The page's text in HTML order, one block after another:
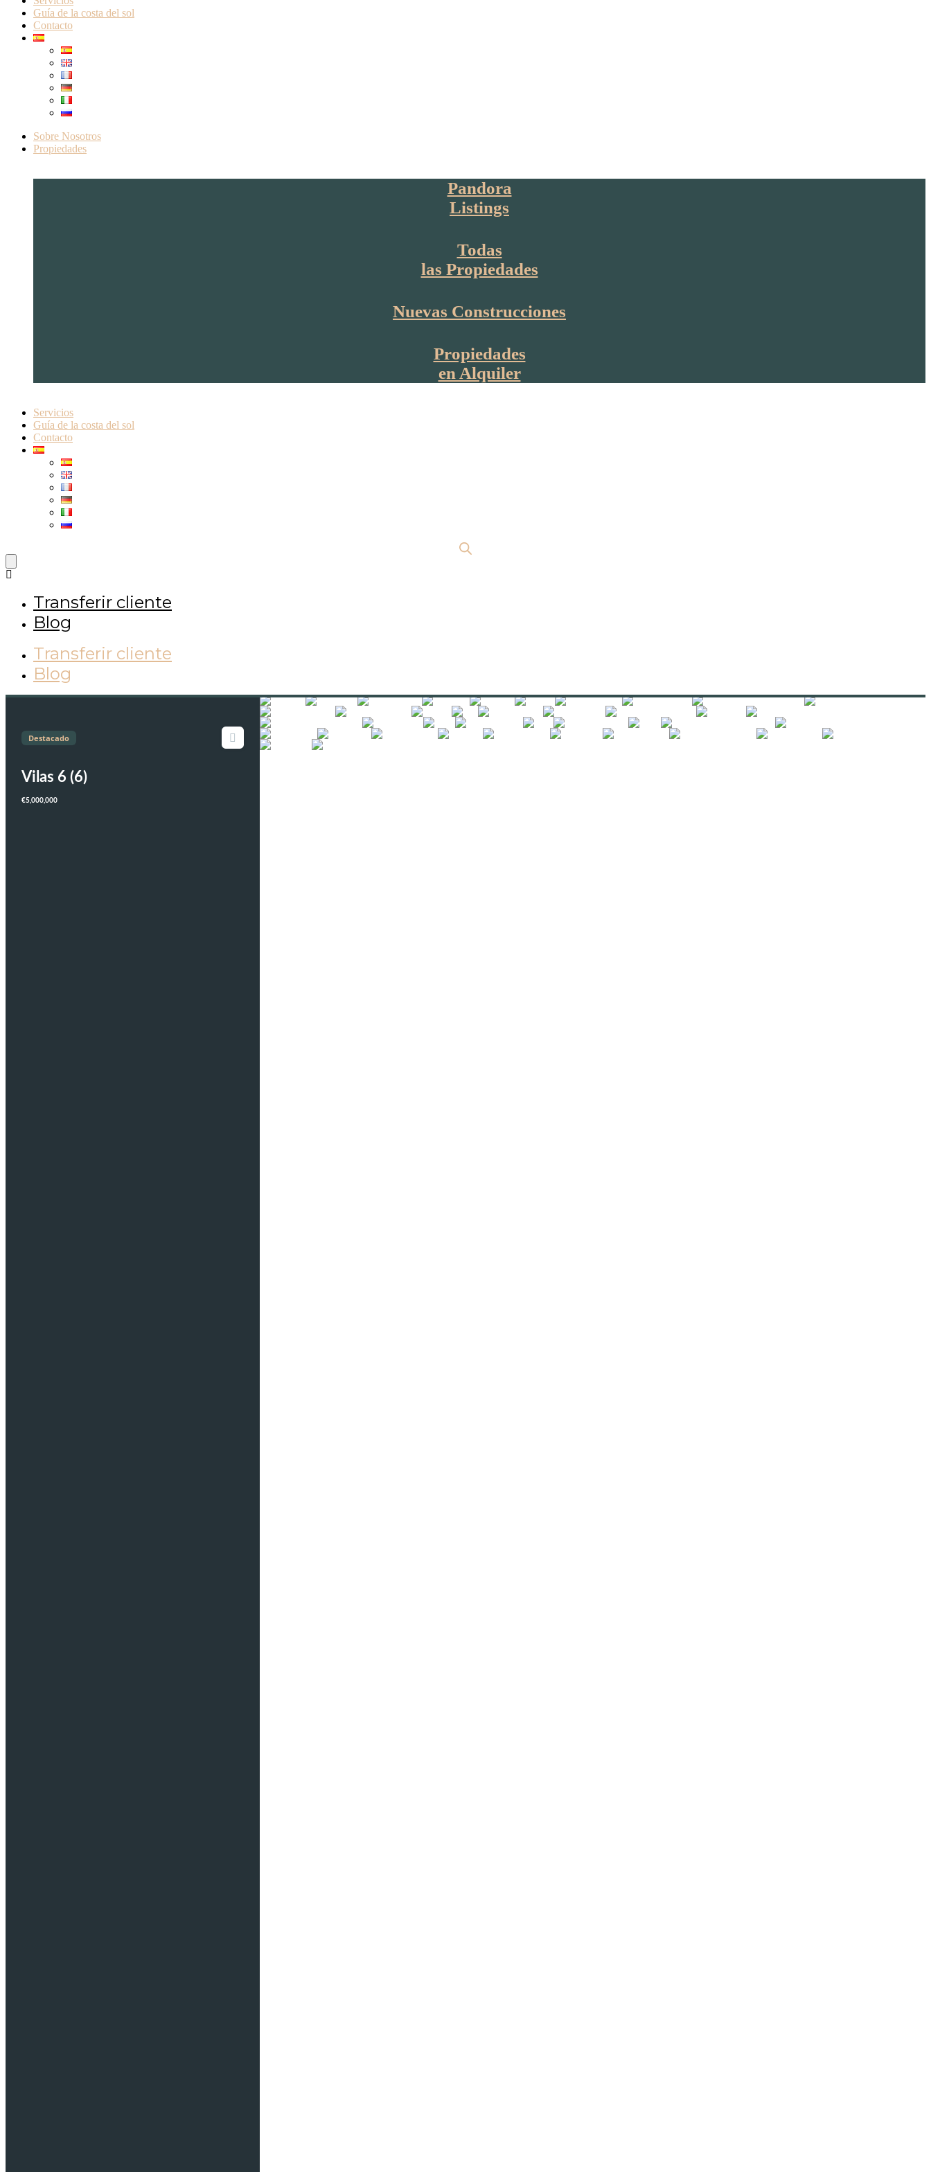
Guía de la costa del sol
Contacto
Sobre Nosotros
Propiedades
Pandora
Listings
Todas
las Propiedades
Nuevas Construcciones
Propiedades
en Alquiler
Servicios
Guía de la costa del sol
Contacto
Transferir cliente
Blog
Transferir cliente
Blog
Destacado
Vilas 6 (6)
€5,000,000